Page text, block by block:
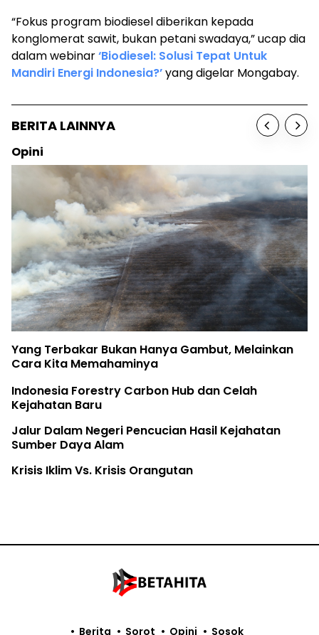
“Fokus program biodiesel diberikan kepada
konglomerat sawit, bukan petani swadaya,” ucap dia
dalam webinar‘Biodiesel: Solusi Tepat Untuk
Mandiri Energi Indonesia?’yang digelar Mongabay.
BERITA LAINNYA
Bukan Hanya Gambut, Melainkan
Carbon Hub dan Celah
Pencucian Hasil Kejahatan
Orangutan
Birute
Rifya
Berita Sorot Opini Sosok